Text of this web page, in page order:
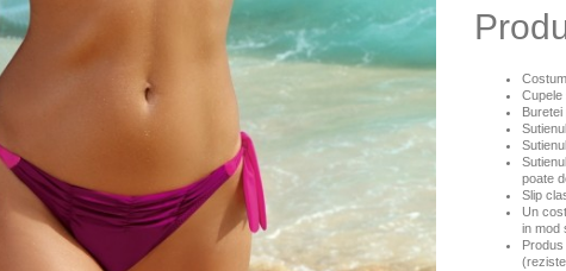
Cupele
poate
Slip
Un
in mod